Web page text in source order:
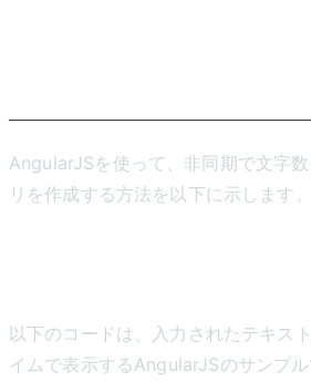
AngularJSを使って、非同期で文字
リを作成する方法を以下に示します。
以下のコードは、入力されたテキス
イムで表示するAngularJSのサンプ